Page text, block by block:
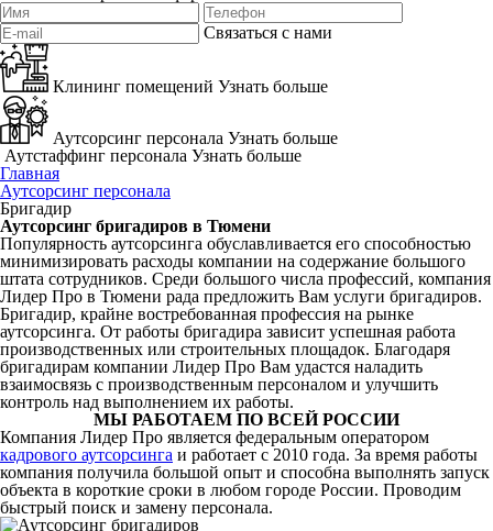
Связаться с нами
Клининг помещений Узнать больше
Аутсорсинг персонала Узнать больше
Аутстаффинг персонала Узнать больше
Главная
Аутсорсинг персонала
Бригадир
Аутсорсинг бригадиров в Тюмени
Популярность аутсорсинга обуславливается его способностью
минимизировать расходы компании на содержание большого
штата сотрудников. Среди большого числа профессий, компания
Лидер Про в Тюмени рада предложить Вам услуги бригадиров.
Бригадир, крайне востребованная профессия на рынке
аутсорсинга. От работы бригадира зависит успешная работа
производственных или строительных площадок. Благодаря
бригадирам компании Лидер Про Вам удастся наладить
взаимосвязь с производственным персоналом и улучшить
контроль над выполнением их работы.
МЫ РАБОТАЕМ ПО ВСЕЙ РОССИИ
Компания Лидер Про является федеральным оператором
кадрового аутсорсинга и работает с 2010 года. За время работы
компания получила большой опыт и способна выполнять запуск
объекта в короткие сроки в любом городе России. Проводим
быстрый поиск и замену персонала.